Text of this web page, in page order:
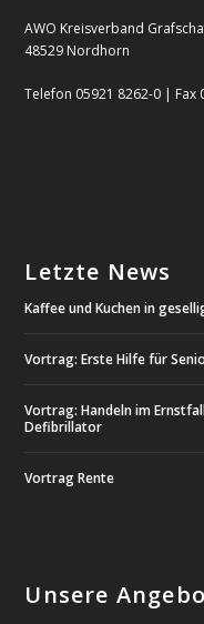
AWO Kreisverband
48529 Nordhorn
Telefon 05921 8262-0 |
Letzte News
Kaffee und Kuchen in
Vortrag: Erste Hilfe für
Vortrag: Handeln im
Defibrillator
Vortrag Rente
Unsere